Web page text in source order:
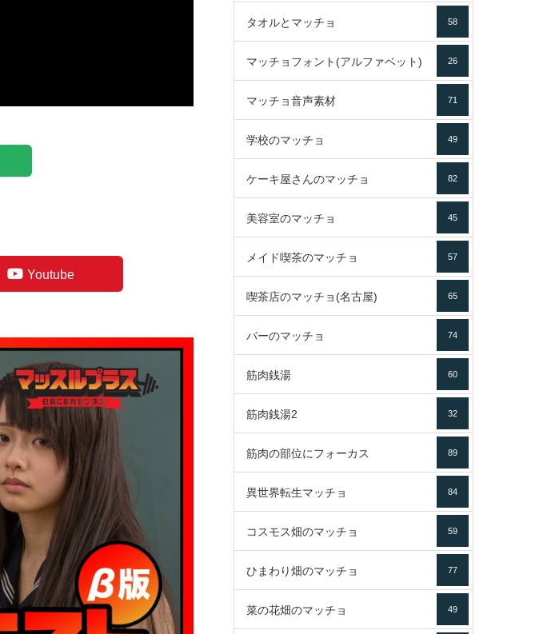
Youtube
タオルとマッチョ 58
マッチョフォント(アルファベット) 26
マッチョ音声素材 71
学校のマッチョ 49
ケーキ屋さんのマッチョ 82
美容室のマッチョ 45
メイド喫茶のマッチョ 57
喫茶店のマッチョ(名古屋) 65
バーのマッチョ 74
筋肉銭湯 60
筋肉銭湯2 32
筋肉の部位にフォーカス 89
異世界転生マッチョ 84
コスモス畑のマッチョ 59
ひまわり畑のマッチョ 77
菜の花畑のマッチョ 49